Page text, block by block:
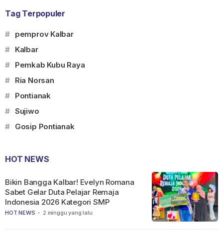
Tag Terpopuler
# pemprov Kalbar
# Kalbar
# Pemkab Kubu Raya
# Ria Norsan
# Pontianak
# Sujiwo
# Gosip Pontianak
HOT NEWS
HOT NEWS - 2 minggu yang lalu
Bikin Bangga Kalbar! Evelyn Romana
Sabet Gelar Duta Pelajar Remaja
Indonesia 2026 Kategori SMP